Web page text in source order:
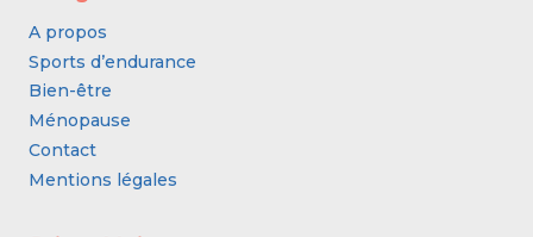
A propos
Sports d’endurance
Bien-être
Ménopause
Contact
Mentions légales